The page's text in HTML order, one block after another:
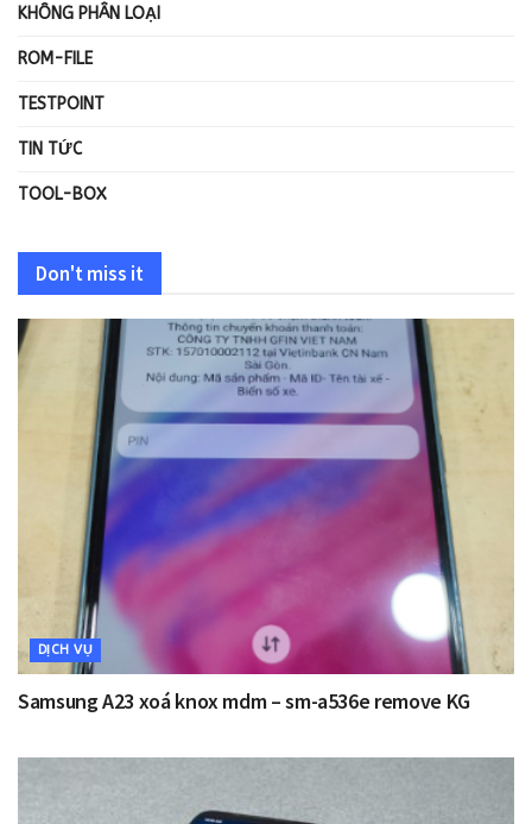
KHÔNG PHÂN LOẠI
ROM-FILE
TESTPOINT
TIN TỨC
TOOL-BOX
Don't miss it
DỊCH VỤ
Samsung A23 xoá knox mdm – sm-a536e remove KG